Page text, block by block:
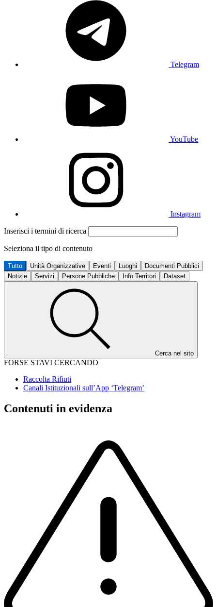
Telegram
YouTube
Instagram
Inserisci i termini di ricerca
Seleziona il tipo di contenuto
Tutto Unità Organizzative Eventi Luoghi
Documenti Pubblici
Notizie
Servizi Persone Pubbliche Info Territori Dataset
Cerca nel sito
FORSE STAVI CERCANDO
Raccolta Rifiuti
Canali Istituzionali sull’App ‘Telegram’
Contenuti in evidenza